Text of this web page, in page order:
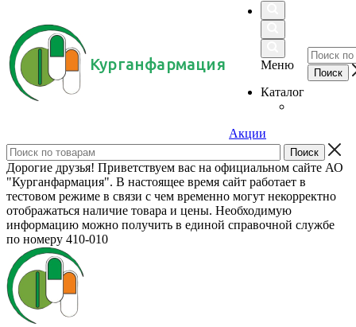
Курганфармация
Меню
Каталог
Акции
Дорогие друзья! Приветствуем вас на официальном сайте АО
"Курганфармация". В настоящее время сайт работает в
тестовом режиме в связи с чем временно могут некорректно
отображаться наличие товара и цены. Необходимую
информацию можно получить в единой справочной службе
по номеру 410-010